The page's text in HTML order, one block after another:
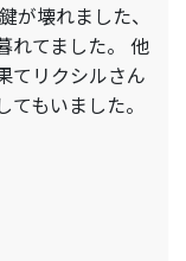
が壊れました、
れてました。 他
てリクシルさん
もいました。